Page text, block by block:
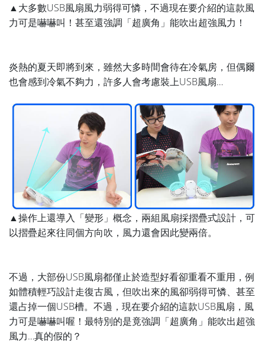
▲大多數USB風扇風力弱得可憐，不過現在要介紹的這款風
力可是嚇嚇叫！甚至還強調「超廣角」能吹出超強風力！
炎熱的夏天即將到來，雖然大多時間會待在冷氣房，但偶爾
也會感到冷氣不夠力，許多人會考慮裝上USB風扇…
▲操作上還導入「變形」概念，兩組風扇採摺疊式設計，可
以摺疊起來往同個方向吹，風力還會因此變兩倍。
不過，大部份USB風扇都僅止於造型好看卻重看不重用，例
如體積輕巧設計走復古風，但吹出來的風卻弱得可憐、甚至
還占掉一個USB槽。不過，現在要介紹的這款USB風扇，風
力可是嚇嚇叫喔！最特別的是竟強調「超廣角」能吹出超強
風力…真的假的？